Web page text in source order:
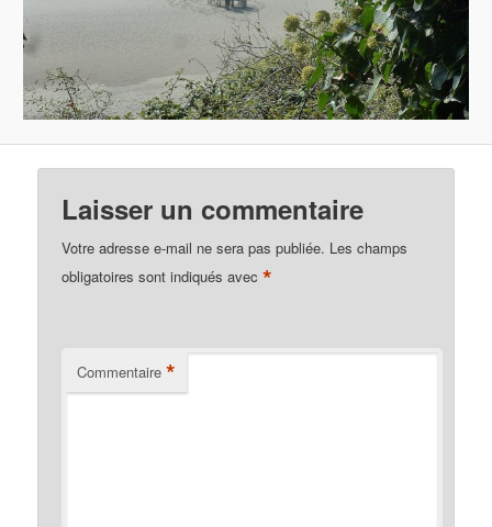
Laisser un commentaire
Votre adresse e-mail ne sera pas publiée. Les champs
obligatoires sont indiqués avec*
Commentaire *